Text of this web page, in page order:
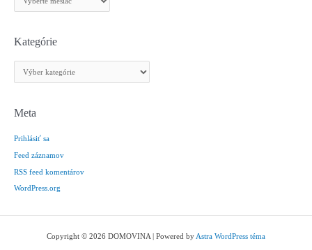
r
h
Kategórie
a
e
ó
r
i
e
Meta
Prihlásiť sa
Feed záznamov
RSS feed komentárov
WordPress.org
Copyright © 2026 DOMOVINA | Powered by Astra WordPress téma